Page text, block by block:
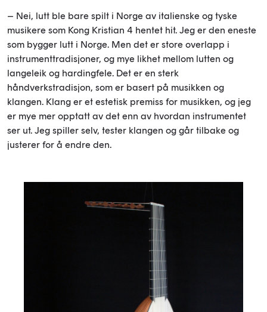
– Nei, lutt ble bare spilt i Norge av italienske og tyske
musikere som Kong Kristian 4 hentet hit. Jeg er den eneste
som bygger lutt i Norge. Men det er store overlapp i
instrumenttradisjoner, og mye likhet mellom lutten og
langeleik og hardingfele. Det er en sterk
håndverkstradisjon, som er basert på musikken og
klangen. Klang er et estetisk premiss for musikken, og jeg
er mye mer opptatt av det enn av hvordan instrumentet
ser ut. Jeg spiller selv, tester klangen og går tilbake og
justerer for å endre den.